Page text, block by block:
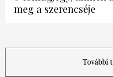
meg a szerencséje
További